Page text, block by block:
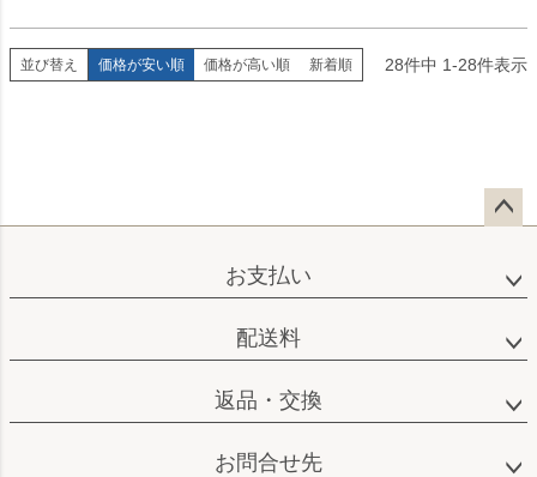
並び替え 価格が安い順 価格が高い順 新着順 28件中 1-28件表示
ップ
お支払い
配送料
返品・交換
お問合せ先